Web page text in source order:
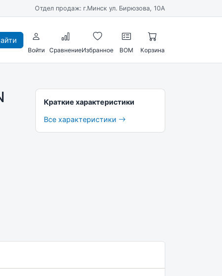
Отдел продаж: г.Минск ул. Бирюзова, 10А
Войти СравнениеИзбранное BOM Корзина
Краткие характеристики
Все характеристики